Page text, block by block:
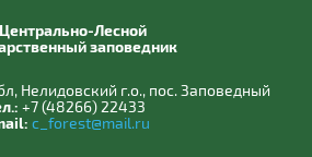
Лесной
заповедник
Нелидовский г.о., пос. Заповедный
+7 (48266) 22433
c_forest@mail.ru